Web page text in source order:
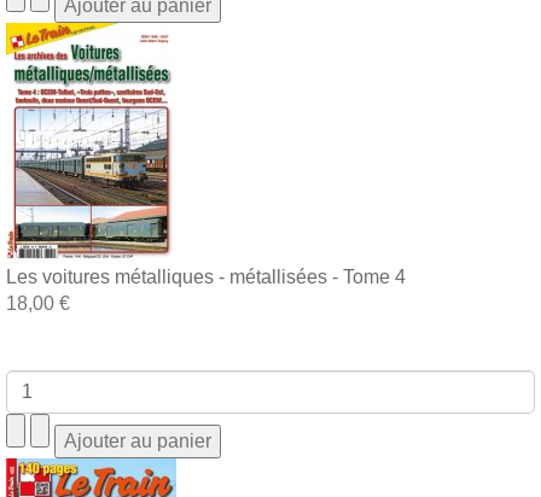
Les voitures métalliques - métallisées - Tome 4
18,00 €